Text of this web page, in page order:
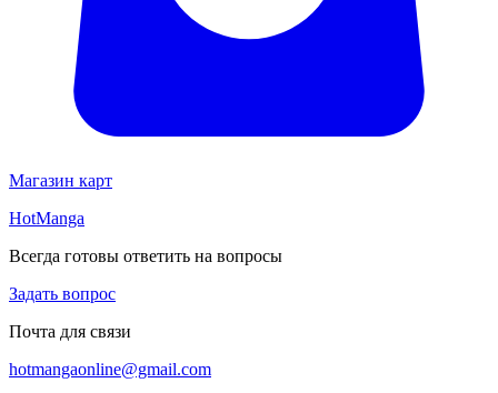
Магазин карт
HotManga
Всегда готовы ответить на вопросы
Задать вопрос
Почта для связи
hotmangaonline@gmail.com